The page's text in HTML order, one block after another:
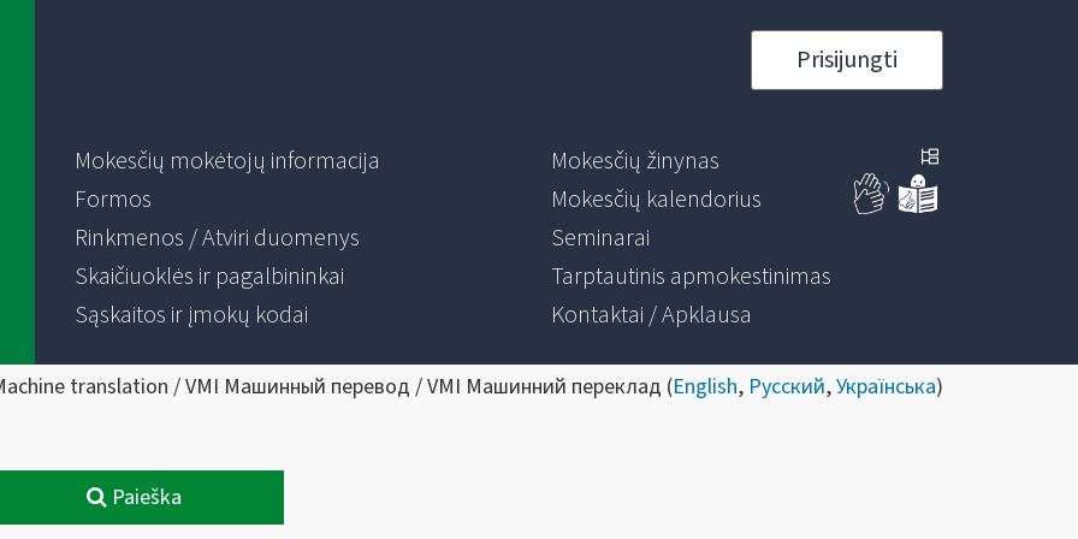
Prisijungti
Mokesčių mokėtojų informacija
Formos
Rinkmenos / Atviri duomenys
Skaičiuoklės ir pagalbininkai
Sąskaitos ir įmokų kodai
Mokesčių žinynas
Mokesčių kalendorius
Seminarai
Tarptautinis apmokestinimas
Kontaktai / Apklausa
translation / VMI Машинный перевод / VMI Машинний переклад (English, Русский,Українська)
Paieška